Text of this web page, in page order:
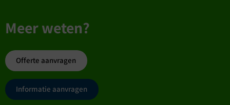
Meer weten?
Offerte aanvragen
Informatie aanvragen